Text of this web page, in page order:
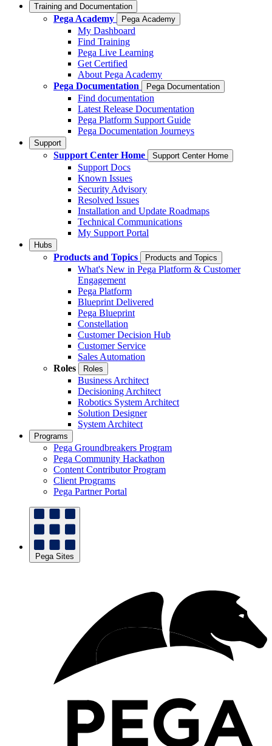
Training and Documentation
Pega Academy Pega Academy
My Dashboard
Find Training
Pega Live Learning
Get Certified
About Pega Academy
Pega Documentation
Pega Documentation
Find documentation
Latest Release Documentation
Pega Platform Support Guide
Pega Documentation Journeys
Support
Support Center Home Support Center Home
Support Docs
Known Issues
Security Advisory
Resolved Issues
Installation and Update Roadmaps
Technical Communications
My Support Portal
Hubs
Products and Topics Products and Topics
What's New in Pega Platform & Customer
Engagement
Pega Platform
Blueprint Delivered
Pega Blueprint
Constellation
Customer Decision Hub
Customer Service
Sales Automation
Roles
Roles
Business Architect
Decisioning Architect
Robotics System Architect
Solution Designer
System Architect
Programs
Pega Groundbreakers Program
Pega Community Hackathon
Content Contributor Program
Client Programs
Pega Partner Portal
Pega Sites